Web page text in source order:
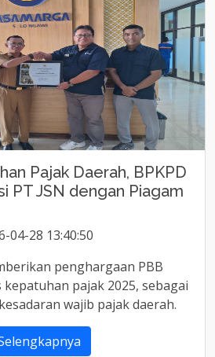
Pajak Daerah, BPKPD
PT JSN dengan Piagam
04-28 13:40:50
penghargaan PBB
kepatuhan pajak 2025, sebagai
wajib pajak daerah.